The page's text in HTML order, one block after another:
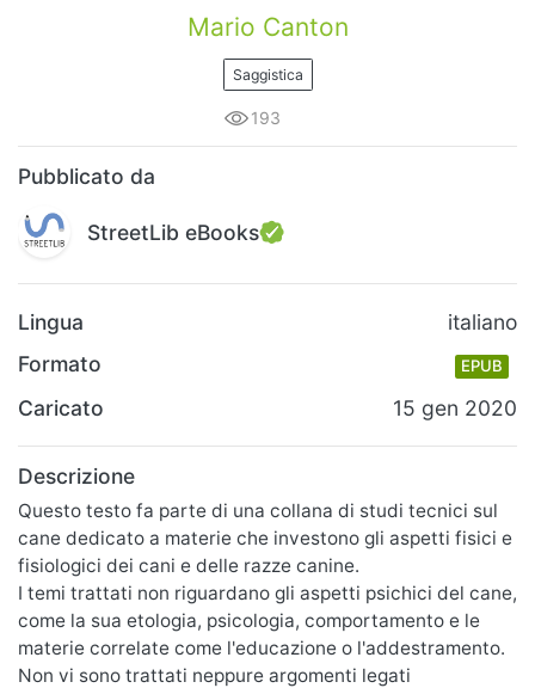
Mario Canton
Saggistica
193
Pubblicato da
StreetLib eBooks
Lingua
italiano
Formato
EPUB
Caricato 15 gen 2020
Descrizione
Questo testo fa parte di una collana di studi tecnici sul
cane dedicato a materie che investono gli aspetti fisici e
fisiologici dei cani e delle razze canine.
I temi trattati non riguardano gli aspetti psichici del cane,
come la sua etologia, psicologia, comportamento e le
materie correlate come l'educazione o l'addestramento.
Non vi sono trattati neppure argomenti legati